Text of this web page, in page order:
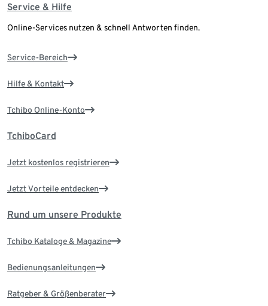
Service & Hilfe
Online-Services nutzen & schnell Antworten finden.
Service-Bereich
Hilfe & Kontakt
Tchibo Online-Konto
TchiboCard
Jetzt kostenlos registrieren
Jetzt Vorteile entdecken
Rund um unsere Produkte
Tchibo Kataloge & Magazine
Bedienungsanleitungen
Ratgeber & Größenberater